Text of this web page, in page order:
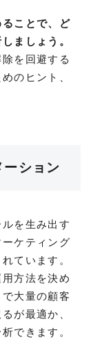
ことで、ど
ましょう。
を回避する
のヒント、
ション
を生み出す
ケティング
ています。
方法を決め
大量の顧客
が最適か、
できます。